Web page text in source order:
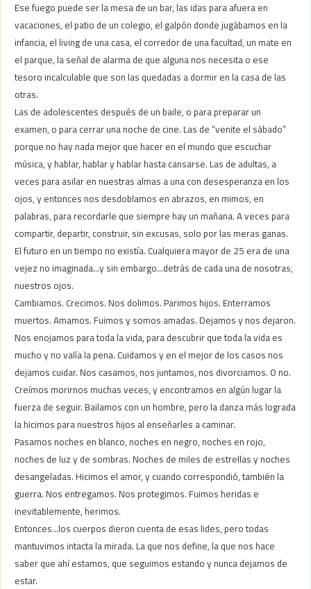
Ese fuego puede ser la mesa de un bar, las idas para afuera en
vacaciones, el patio de un colegio, el galpón donde jugábamos en la
infancia, el living de una casa, el corredor de una facultad, un mate en
el parque, la señal de alarma de que alguna nos necesita o ese
tesoro incalculable que son las quedadas a dormir en la casa de las
otras.
Las de adolescentes después de un baile, o para preparar un
examen, o para cerrar una noche de cine. Las de “venite el sábado”
porque no hay nada mejor que hacer en el mundo que escuchar
música, y hablar, hablar y hablar hasta cansarse. Las de adultas, a
veces para asilar en nuestras almas a una con desesperanza en los
ojos, y entonces nos desdoblamos en abrazos, en mimos, en
palabras, para recordarle que siempre hay un mañana. A veces para
compartir, departir, construir, sin excusas, solo por las meras ganas.
El futuro en un tiempo no existía. Cualquiera mayor de 25 era de una
vejez no imaginada…y sin embargo…detrás de cada una de nosotras,
nuestros ojos.
Cambiamos. Crecimos. Nos dolimos. Parimos hijos. Enterramos
muertos. Amamos. Fuimos y somos amadas. Dejamos y nos dejaron.
Nos enojamos para toda la vida, para descubrir que toda la vida es
mucho y no valía la pena. Cuidamos y en el mejor de los casos nos
dejamos cuidar. Nos casamos, nos juntamos, nos divorciamos. O no.
Creímos morirnos muchas veces, y encontramos en algún lugar la
fuerza de seguir. Bailamos con un hombre, pero la danza más lograda
la hicimos para nuestros hijos al enseñarles a caminar.
Pasamos noches en blanco, noches en negro, noches en rojo,
noches de luz y de sombras. Noches de miles de estrellas y noches
desangeladas. Hicimos el amor, y cuando correspondió, también la
guerra. Nos entregamos. Nos protegimos. Fuimos heridas e
inevitablemente, herimos.
Entonces…los cuerpos dieron cuenta de esas lides, pero todas
mantuvimos intacta la mirada. La que nos define, la que nos hace
saber que ahí estamos, que seguimos estando y nunca dejamos de
estar.